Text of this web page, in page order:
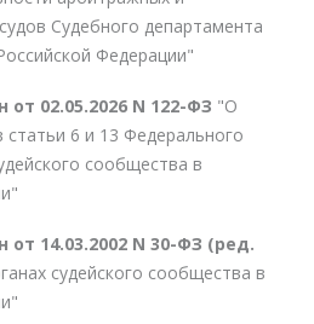
Судебного департамента
Федерации"
02.05.2026 N 122-ФЗ "О
статьи 6 и 13 Федерального
сообщества в
14.03.2002 N 30-ФЗ (ред.
судейского сообщества в